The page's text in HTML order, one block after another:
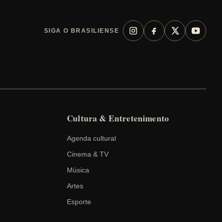
SIGA O BRASILIENSE
Cultura & Entretenimento
Agenda cultural
Cinema & TV
Música
Artes
Esporte